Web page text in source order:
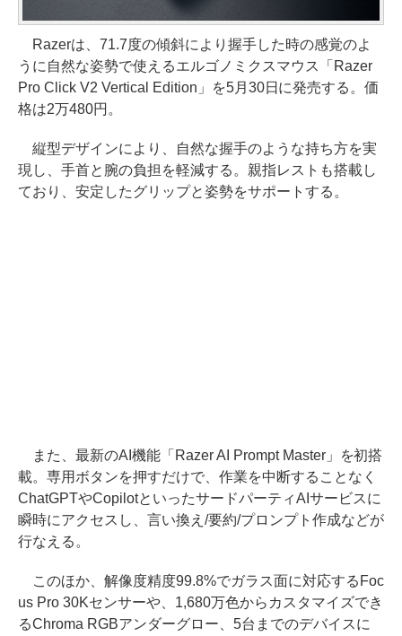
Razerは、71.7度の傾斜により握手した時の感覚のよ
うに自然な姿勢で使えるエルゴノミクスマウス「Razer
Pro Click V2 Vertical Edition」を5月30日に発売する。価
格は2万480円。
縦型デザインにより、自然な握手のような持ち方を実
現し、手首と腕の負担を軽減する。親指レストも搭載し
ており、安定したグリップと姿勢をサポートする。
また、最新のAI機能「Razer AI Prompt Master」を初搭
載。専用ボタンを押すだけで、作業を中断することなく
ChatGPTやCopilotといったサードパーティAIサービスに
瞬時にアクセスし、言い換え/要約/プロンプト作成などが
行なえる。
このほか、解像度精度99.8%でガラス面に対応するFoc
us Pro 30Kセンサーや、1,680万色からカスタマイズでき
るChroma RGBアンダーグロー、5台までのデバイスに